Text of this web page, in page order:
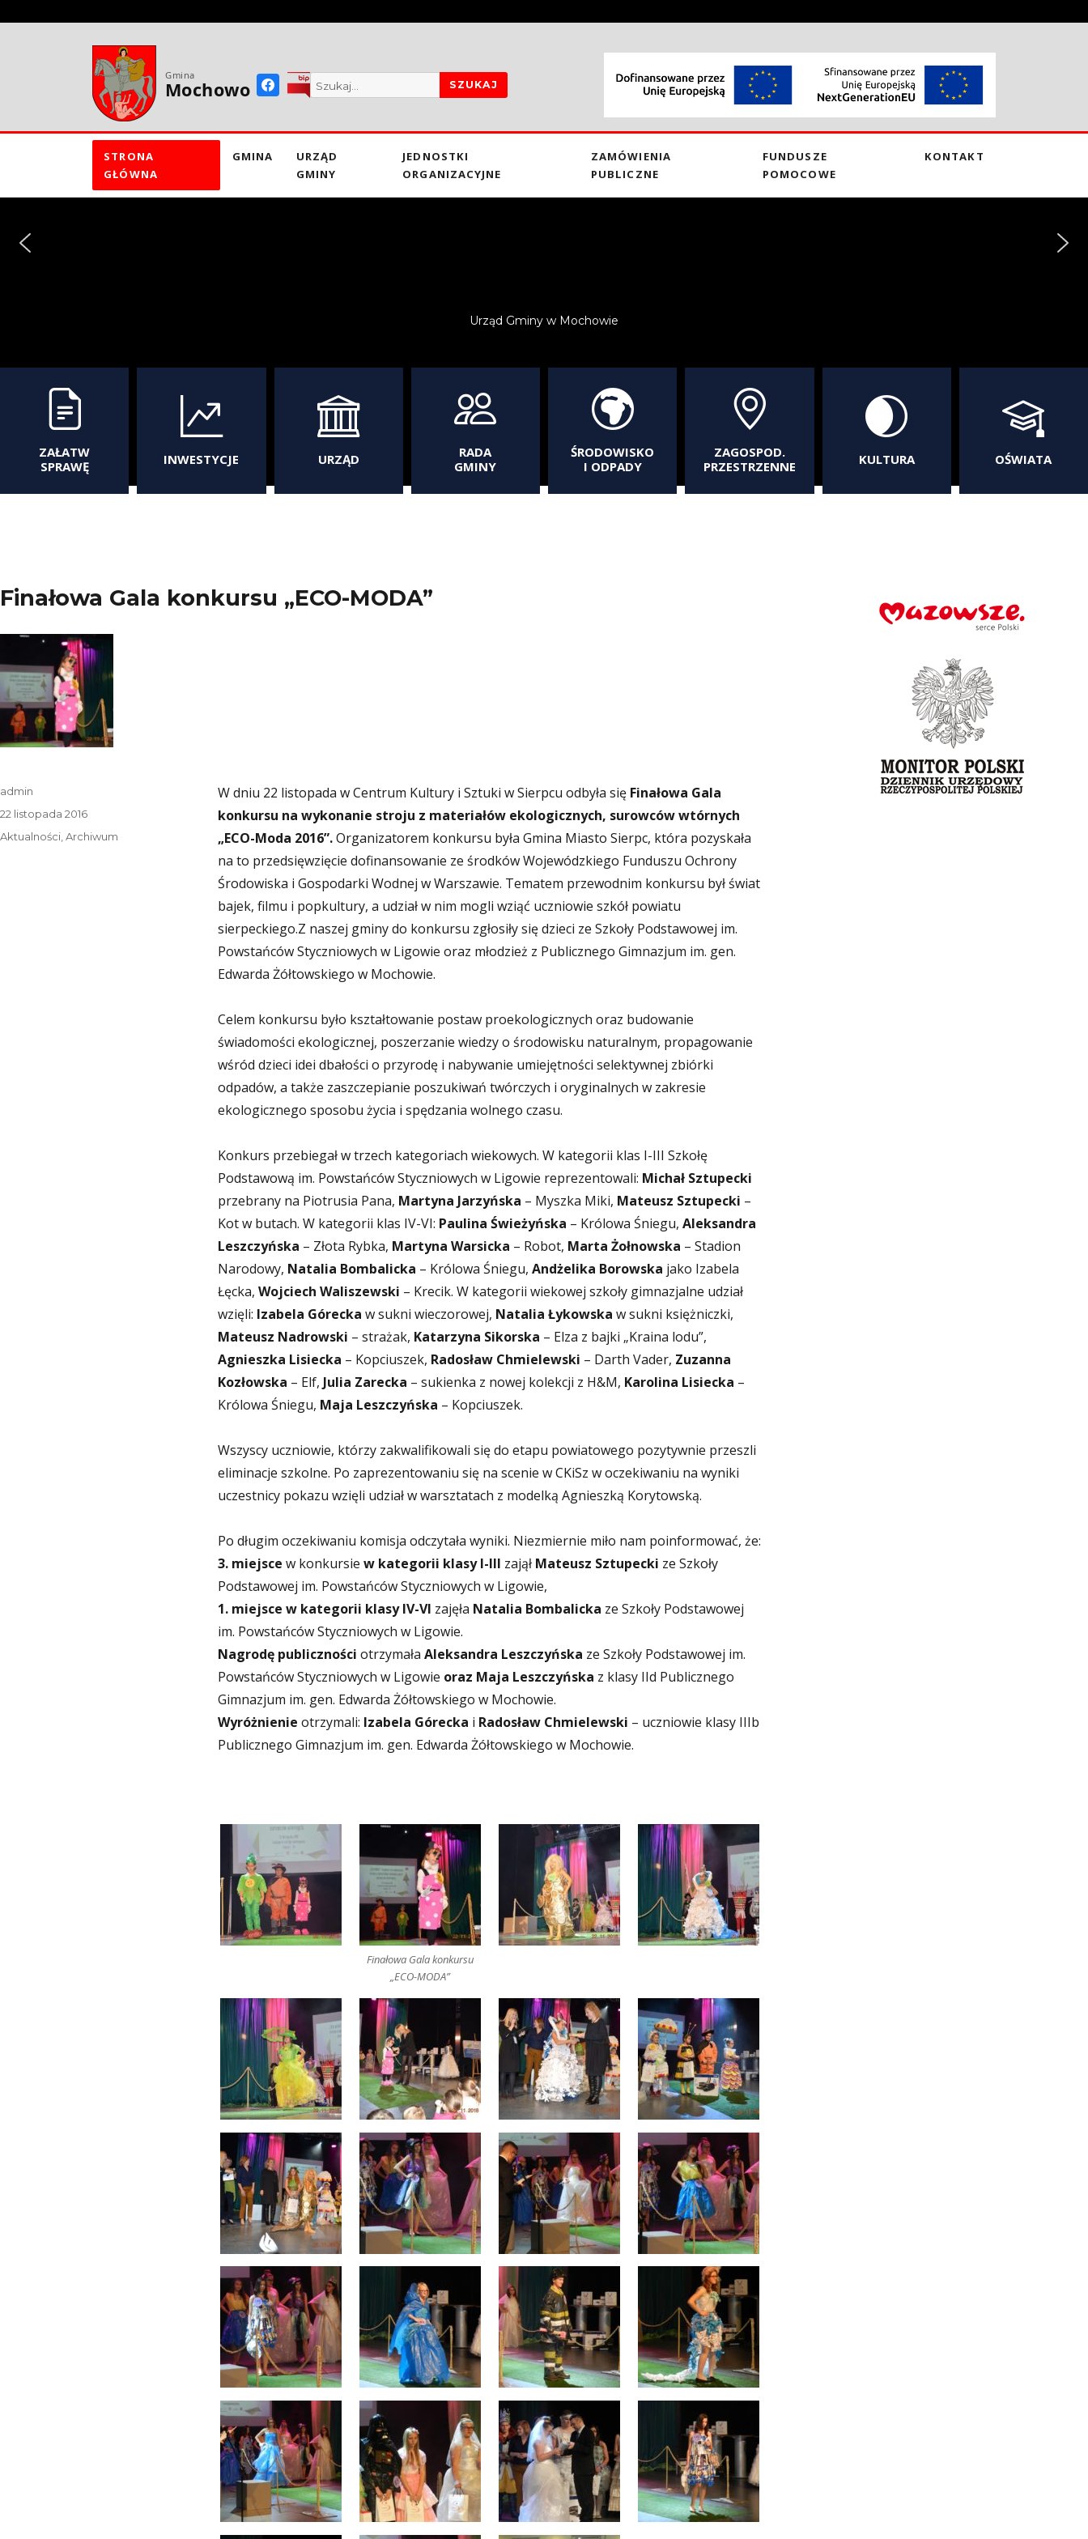
treści
Urząd Gminy w Mochowie
Gmina
Mochowo SZUKAJ
STRONA
GŁÓWNA
GMINA
URZĄD
GMINY
JEDNOSTKI
ORGANIZACYJNE
ZAMÓWIENIA
PUBLICZNE
FUNDUSZE
POMOCOWE
KONTAKT
ZAŁATW
SPRAWĘ
INWESTYCJE URZĄD
RADA
GMINY
ŚRODOWISKO
I ODPADY
ZAGOSPOD.
PRZESTRZENNE
KULTURA OŚWIATA
Finałowa Gala konkursu „ECO-MODA”
W dniu 22 listopada w Centrum Kultury i Sztuki w Sierpcu odbyła się Finałowa Gala
konkursu na wykonanie stroju z materiałów ekologicznych, surowców wtórnych
„ECO-Moda 2016”.Organizatorem konkursu była Gmina Miasto Sierpc, która pozyskała
na to przedsięwzięcie dofinansowanie ze środków Wojewódzkiego Funduszu Ochrony
Środowiska i Gospodarki Wodnej w Warszawie. Tematem przewodnim konkursu był świat
bajek, filmu i popkultury, a udział w nim mogli wziąć uczniowie szkół powiatu
sierpeckiego.Z naszej gminy do konkursu zgłosiły się dzieci ze Szkoły Podstawowej im.
Powstańców Styczniowych w Ligowie oraz młodzież z Publicznego Gimnazjum im. gen.
Edwarda Żółtowskiego w Mochowie.
Celem konkursu było kształtowanie postaw proekologicznych oraz budowanie
świadomości ekologicznej, poszerzanie wiedzy o środowisku naturalnym, propagowanie
wśród dzieci idei dbałości o przyrodę i nabywanie umiejętności selektywnej zbiórki
odpadów, a także zaszczepianie poszukiwań twórczych i oryginalnych w zakresie
ekologicznego sposobu życia i spędzania wolnego czasu.
Konkurs przebiegał w trzech kategoriach wiekowych. W kategorii klas I-III Szkołę
Podstawową im. Powstańców Styczniowych w Ligowie reprezentowali: Michał Sztupecki
przebrany na Piotrusia Pana, Martyna Jarzyńska – Myszka Miki, Mateusz Sztupecki –
Kot w butach. W kategorii klas IV-VI: Paulina Świeżyńska – Królowa Śniegu, Aleksandra
Leszczyńska – Złota Rybka, Martyna Warsicka – Robot, Marta Żołnowska – Stadion
Narodowy, Natalia Bombalicka – Królowa Śniegu, Andżelika Borowska jako Izabela
Łęcka, Wojciech Waliszewski – Krecik. W kategorii wiekowej szkoły gimnazjalne udział
wzięli: Izabela Górecka w sukni wieczorowej, Natalia Łykowska w sukni księżniczki,
Mateusz Nadrowski – strażak, Katarzyna Sikorska – Elza z bajki „Kraina lodu”,
Agnieszka Lisiecka – Kopciuszek, Radosław Chmielewski – Darth Vader, Zuzanna
Kozłowska – Elf, Julia Zarecka – sukienka z nowej kolekcji z H&M, Karolina Lisiecka –
Królowa Śniegu, Maja Leszczyńska – Kopciuszek.
Wszyscy uczniowie, którzy zakwalifikowali się do etapu powiatowego pozytywnie przeszli
eliminacje szkolne. Po zaprezentowaniu się na scenie w CKiSz w oczekiwaniu na wyniki
uczestnicy pokazu wzięli udział w warsztatach z modelką Agnieszką Korytowską.
Po długim oczekiwaniu komisja odczytała wyniki. Niezmiernie miło nam poinformować, że:
3. miejsce w konkursie w kategorii klasy I-III zajął Mateusz Sztupecki ze Szkoły
Podstawowej im. Powstańców Styczniowych w Ligowie,
1. miejsce w kategorii klasy IV-VI zajęła Natalia Bombalicka ze Szkoły Podstawowej
im. Powstańców Styczniowych w Ligowie.
Nagrodę publiczności otrzymała Aleksandra Leszczyńska ze Szkoły Podstawowej im.
Powstańców Styczniowych w Ligowie oraz Maja Leszczyńska z klasy IId Publicznego
Gimnazjum im. gen. Edwarda Żółtowskiego w Mochowie.
Wyróżnienie otrzymali: Izabela Górecka i Radosław Chmielewski – uczniowie klasy IIIb
Publicznego Gimnazjum im. gen. Edwarda Żółtowskiego w Mochowie.
Finałowa Gala konkursu
„ECO-MODA”
Autor
admin
Data
publikacji
22 listopada 2016
Kategorie
Aktualności,Archiwum